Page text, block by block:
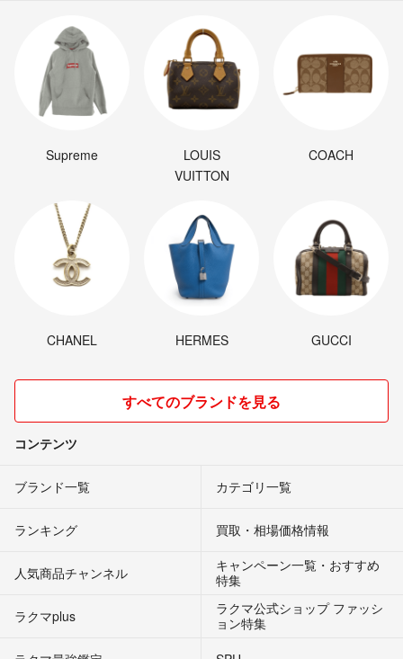
Supreme
LOUIS
VUITTON
COACH
CHANEL HERMES GUCCI
すべてのブランドを見る
コンテンツ
ブランド一覧 カテゴリ一覧
ランキング 買取・相場価格情報
人気商品チャンネル
キャンペーン一覧・おすすめ
特集
ラクマplus
ラクマ公式ショップ ファッシ
ョン特集